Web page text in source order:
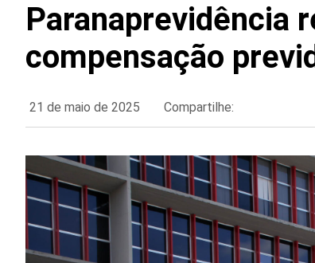
Paranaprevidência
compensação
21 de maio de 2025 Compartilhe: